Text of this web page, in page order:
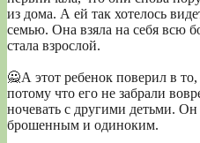
из дома. А ей так хотелось
семью. Она взяла на себя всю
стала взрослой.
🙅А этот ребенок поверил в
потому что его не забрали
ночевать с другими детьми. Он
брошенным и одиноким.